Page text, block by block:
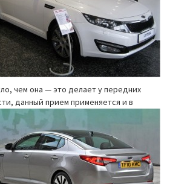
чем она — это делает у передних
данный прием применяется и в